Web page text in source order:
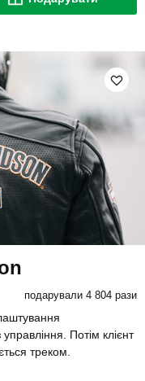
подарували 4 804 рази
Потім клієнт
треком.